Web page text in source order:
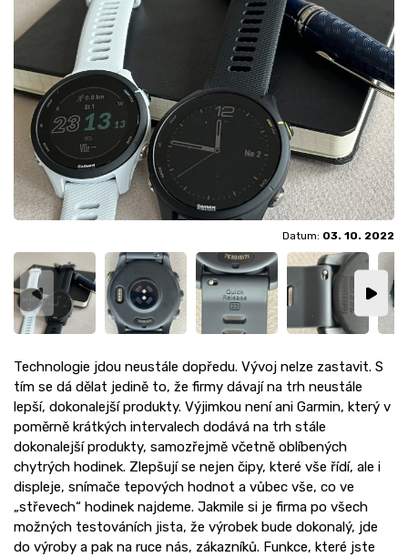
Datum: 03. 10. 2022
Technologie jdou neustále dopředu. Vývoj nelze zastavit. S
tím se dá dělat jedině to, že firmy dávají na trh neustále
lepší, dokonalejší produkty. Výjimkou není ani Garmin, který v
poměrně krátkých intervalech dodává na trh stále
dokonalejší produkty, samozřejmě včetně oblíbených
chytrých hodinek. Zlepšují se nejen čipy, které vše řídí, ale i
displeje, snímače tepových hodnot a vůbec vše, co ve
„střevech“ hodinek najdeme. Jakmile si je firma po všech
možných testováních jista, že výrobek bude dokonalý, jde
do výroby a pak na ruce nás, zákazníků. Funkce, které jste